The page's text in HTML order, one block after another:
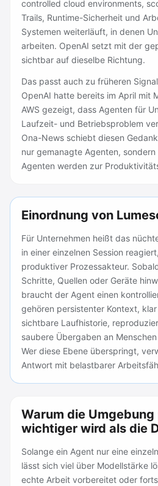
controlled cloud environments,
Trails, Runtime-Sicherheit und
Systemen weiterläuft, in denen
arbeiten. OpenAI setzt mit der
sichtbar auf dieselbe Richtung.
Das passt auch zu früheren
OpenAI hatte bereits im April mit
AWS gezeigt, dass Agenten für
Laufzeit- und Betriebsproblem
Ona-News schiebt diesen
nur gemanagte Agenten,
Agenten werden zur
Einordnung von
Für Unternehmen heißt das
in einer einzelnen Session
produktiver Prozessakteur.
Schritte, Quellen oder Geräte
braucht der Agent einen
gehören persistenter Kontext,
sichtbare Laufhistorie,
saubere Übergaben an
Wer diese Ebene überspringt,
Antwort mit belastbarer
Warum die
wichtiger wird als die
Solange ein Agent nur eine
lässt sich viel über Modellstärke
echte Arbeit vorbereitet oder